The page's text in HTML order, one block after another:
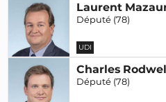
Laurent
Député (78)
UDI
Charles
Député (78)